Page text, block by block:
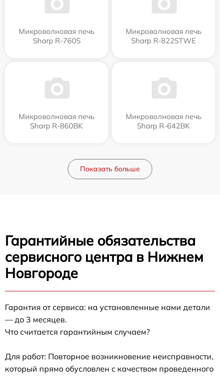
Микроволновая печь
Sharp R-760S
Микроволновая печь
Sharp R-822STWE
Микроволновая печь
Sharp R-860BK
Микроволновая печь
Sharp R-642BK
Показать больше
Гарантийные обязательства
сервисного центра в Нижнем
Новгороде
Гарантия от сервиса: на установленные нами детали
— до 3 месяцев.
Что считается гарантийным случаем?
Для работ: Повторное возникновение неисправности,
который прямо обусловлен с качеством проведенного